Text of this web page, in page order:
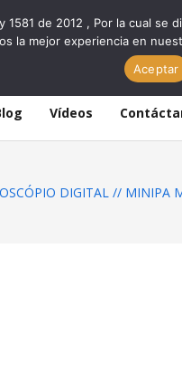
Vídeos
DIGITAL // MINIPA
de 2012 , Por la cual
la mejor experiencia en
Aceptar